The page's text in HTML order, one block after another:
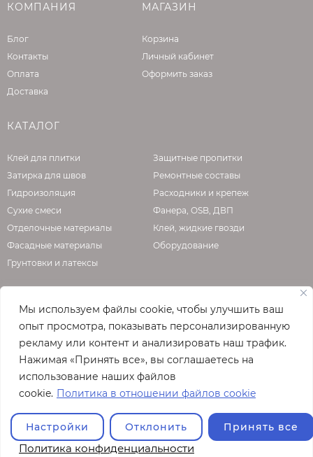
Мы используем файлы cookie, чтобы улучшить ваш
опыт просмотра, показывать персонализированную
рекламу или контент и анализировать наш трафик.
Нажимая «Принять все», вы соглашаетесь на
использование наших файлов
cookie. Политика в отношении файлов cookie
Настройки Отклонить Принять все
Политика конфиденциальности
КОМПАНИЯ
Блог
Контакты
Оплата
Доставка
МАГАЗИН
Корзина
Личный кабинет
Оформить заказ
КАТАЛОГ
Клей для плитки
Затирка для швов
Гидроизоляция
Сухие смеси
Отделочные материалы
Фасадные материалы
Грунтовки и латексы
Защитные пропитки
Ремонтные составы
Расходники и крепеж
Фанера, OSB, ДВП
Клей, жидкие гвозди
Оборудование
О КОМПАНИИ
Официальная страница сайта
Полная версия сайта